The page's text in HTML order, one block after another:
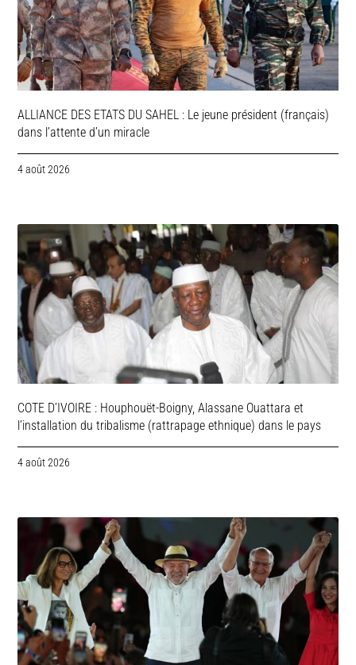
ALLIANCE DES ETATS DU SAHEL : Le jeune président (français)
dans l’attente d’un miracle
4 août 2026
COTE D’IVOIRE : Houphouët-Boigny, Alassane Ouattara et
l’installation du tribalisme (rattrapage ethnique) dans le pays
4 août 2026